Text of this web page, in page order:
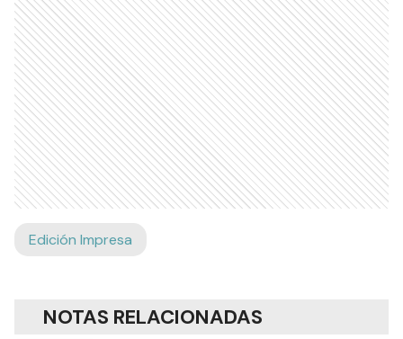
Edición Impresa
NOTAS RELACIONADAS